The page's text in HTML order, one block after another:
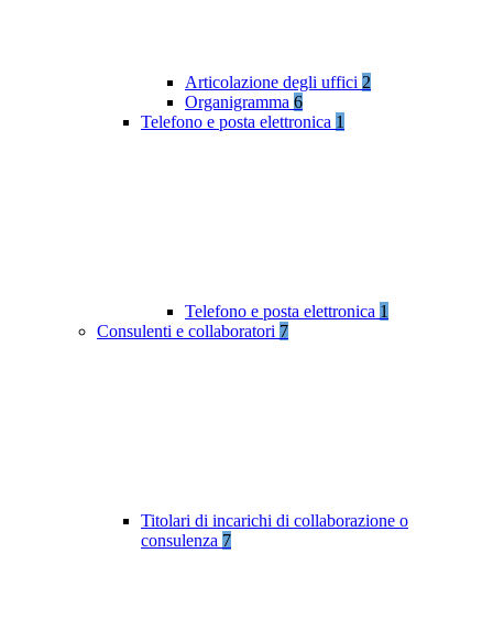
Articolazione degli uffici 2
Organigramma 6
Telefono e posta elettronica 1
Telefono e posta elettronica 1
Consulenti e collaboratori 7
Titolari di incarichi di collaborazione o
consulenza 7